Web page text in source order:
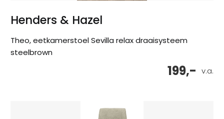
Henders & Hazel
Theo, eetkamerstoel Sevilla relax draaisysteem
steelbrown
v.a.
199,-